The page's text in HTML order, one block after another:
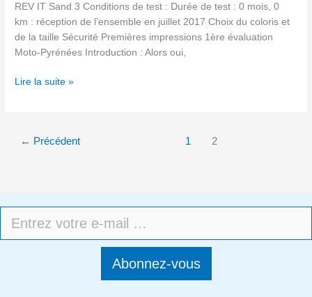
REV IT Sand 3 Conditions de test : Durée de test : 0 mois, 0
km : réception de l’ensemble en juillet 2017 Choix du coloris et
de la taille Sécurité Premières impressions 1ère évaluation
Moto-Pyrénées Introduction : Alors oui,
Lire la suite »
← Précédent 1 2
Abonnez-vous